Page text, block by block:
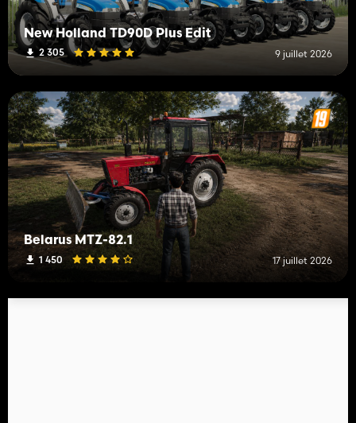
New Holland TD90D Plus Edit
2 305 9 juillet 2026
Belarus MTZ-82.1
1 450 17 juillet 2026